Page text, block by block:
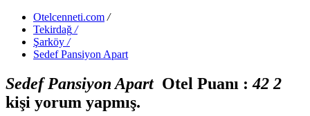
Otelcenneti.com /
Tekirdağ /
Şarköy /
Sedef Pansiyon Apart
Sedef Pansiyon ApartOtel Puanı :42 2
kişi yorum yapmış.